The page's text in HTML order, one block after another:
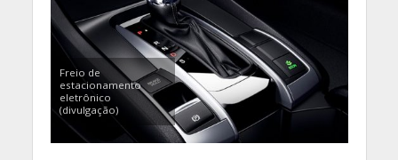
Freio de
estacionamento
eletrônico
(divulgação)